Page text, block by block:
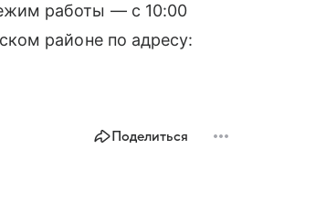
работы — с 10:00
районе по адресу:
Поделиться